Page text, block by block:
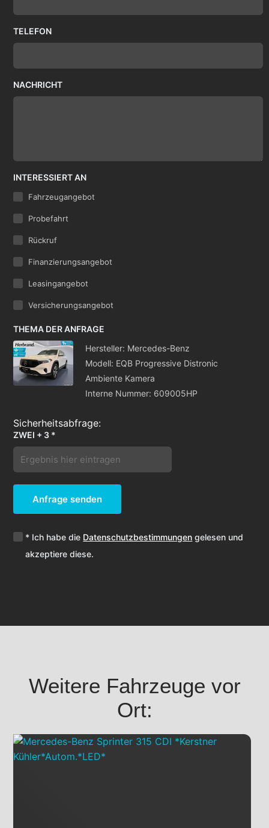
TELEFON
NACHRICHT
INTERESSIERT AN
Fahrzeugangebot
Probefahrt
Rückruf
Finanzierungsangebot
Leasingangebot
Versicherungsangebot
THEMA DER ANFRAGE
Hersteller: Mercedes-Benz
Modell: EQB Progressive Distronic
Ambiente Kamera
Interne Nummer: 609005HP
ZWEI + 3 *
Anfrage senden
* Ich habe die Datenschutzbestimmungen gelesen und
akzeptiere diese.
Weitere Fahrzeuge vor
Ort: